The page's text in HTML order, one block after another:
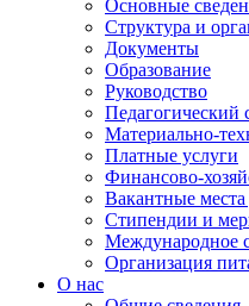
Основные
Структура и
Документы
Образование
Руководство
Педагогический
Материально-
Платные услуги
Финансово-
Вакантные
Стипендии и
Международное
Организация
О нас